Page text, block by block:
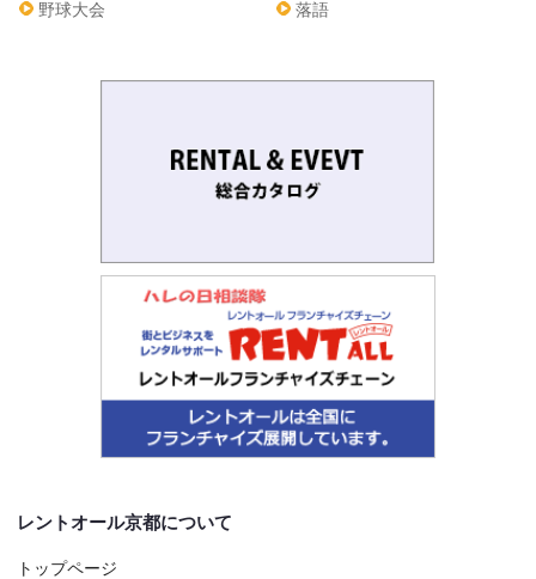
野球大会 落語
レントオール京都について
トップページ